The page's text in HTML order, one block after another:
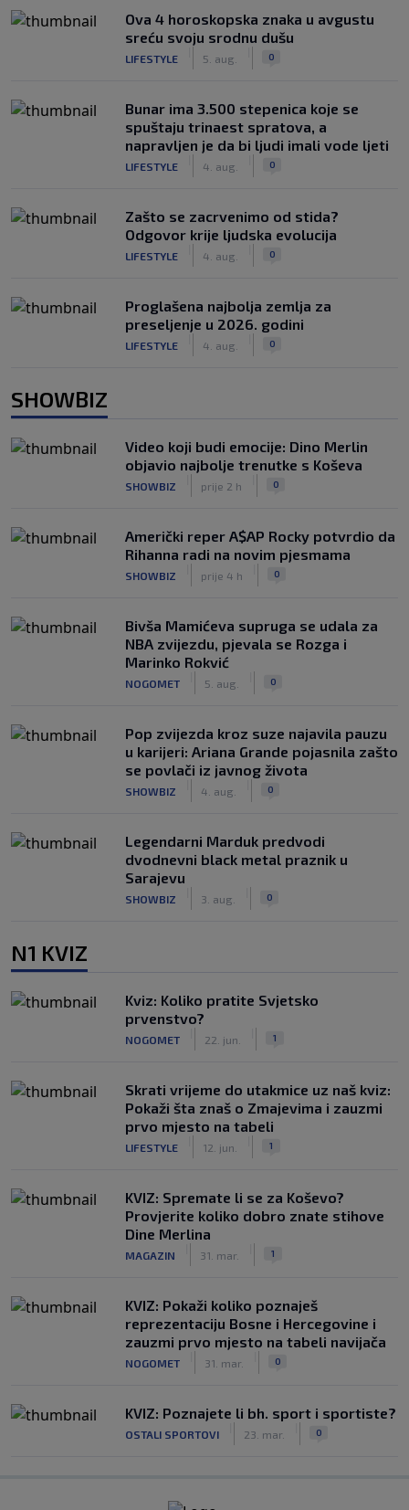
Ova 4 horoskopska znaka u avgustu
sreću svoju srodnu dušu
LIFESTYLE 5. aug. 0
Bunar imа 3.500 stepenica koje se
spuštaju trinaest spratova, a
napravljen je da bi ljudi imali vode ljeti
LIFESTYLE 4. aug. 0
Zašto se zacrvenimo od stida?
Odgovor krije ljudska evolucija
LIFESTYLE 4. aug. 0
Proglašena najbolja zemlja za
preseljenje u 2026. godini
LIFESTYLE 4. aug. 0
SHOWBIZ
Video koji budi emocije: Dino Merlin
objavio najbolje trenutke s Koševa
SHOWBIZ prije 2 h 0
Američki reper A$AP Rocky potvrdio da
Rihanna radi na novim pjesmama
SHOWBIZ prije 4 h 0
Bivša Mamićeva supruga se udala za
NBA zvijezdu, pjevala se Rozga i
Marinko Rokvić
NOGOMET 5. aug. 0
Pop zvijezda kroz suze najavila pauzu
u karijeri: Ariana Grande pojasnila zašto
se povlači iz javnog života
SHOWBIZ 4. aug. 0
Legendarni Marduk predvodi
dvodnevni black metal praznik u
Sarajevu
SHOWBIZ 3. aug. 0
N1 KVIZ
Kviz: Koliko pratite Svjetsko
prvenstvo?
NOGOMET 22. jun. 1
Skrati vrijeme do utakmice uz naš kviz:
Pokaži šta znaš o Zmajevima i zauzmi
prvo mjesto na tabeli
LIFESTYLE 12. jun. 1
KVIZ: Spremate li se za Koševo?
Provjerite koliko dobro znate stihove
Dine Merlina
MAGAZIN 31. mar. 1
KVIZ: Pokaži koliko poznaješ
reprezentaciju Bosne i Hercegovine i
zauzmi prvo mjesto na tabeli navijača
NOGOMET 31. mar. 0
KVIZ: Poznajete li bh. sport i sportiste?
OSTALI SPORTOVI 23. mar. 0